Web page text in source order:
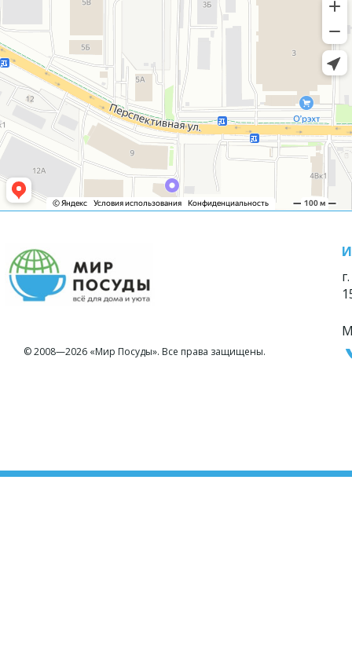
© 2008—2026 «Мир Посуды». Все права защищены.